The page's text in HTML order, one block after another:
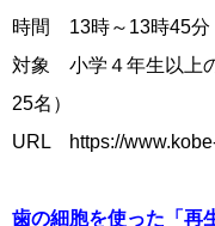
時間 13時～13時45分
対象 小学４年生以上
25名）
URL https://
歯の細胞を使った「再